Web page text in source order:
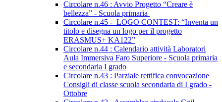
Circolare n.46 : Avvio Progetto “Creare è
bellezza” - Scuola primaria
Circolare n.45 - LOGO CONTEST: “Inventa un
titolo e disegna un logo per il progetto
ERASMUS+ KA122”
Circolare n.44 : Calendario attività Laboratori
Aula Immersiva Faro Superiore - Scuola primaria
e secondaria I grado
Circolare n.43 : Parziale rettifica convocazione
Consigli di classe scuola secondaria di I grado -
Ottobre